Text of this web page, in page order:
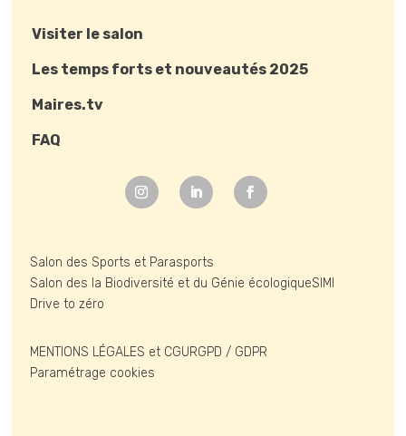
Visiter le salon
Les temps forts et nouveautés 2025
Maires.tv
FAQ
Salon des Sports et Parasports
Salon des la Biodiversité et du Génie écologiqueSIMI
Drive to zéro
MENTIONS LÉGALES et CGURGPD / GDPR
Paramétrage cookies